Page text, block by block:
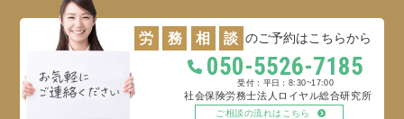
労 務 相 談 のご予約はこちらから
050-5526-7185
平日：8:30~17:00
社会保険労務士法人ロイヤル総合研究所
ご相談の流れはこちら